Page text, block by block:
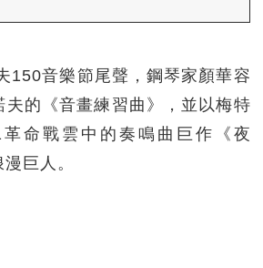
150音樂節尾聲，鋼琴家顏華容
夫的《音畫練習曲》，並以梅特
命戰雲中的奏鳴曲巨作《夜
巨人。